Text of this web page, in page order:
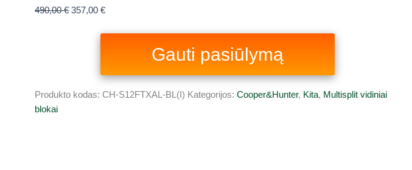
490,00€ 357,00€
Gauti pasiūlymą
Produkto kodas:CH-S12FTXAL-BL(I) Kategorijos:Cooper&Hunter, Kita, Multisplit vidiniai
blokai